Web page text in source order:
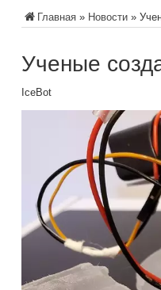
Главная » Новости »
Ученые
IceBot